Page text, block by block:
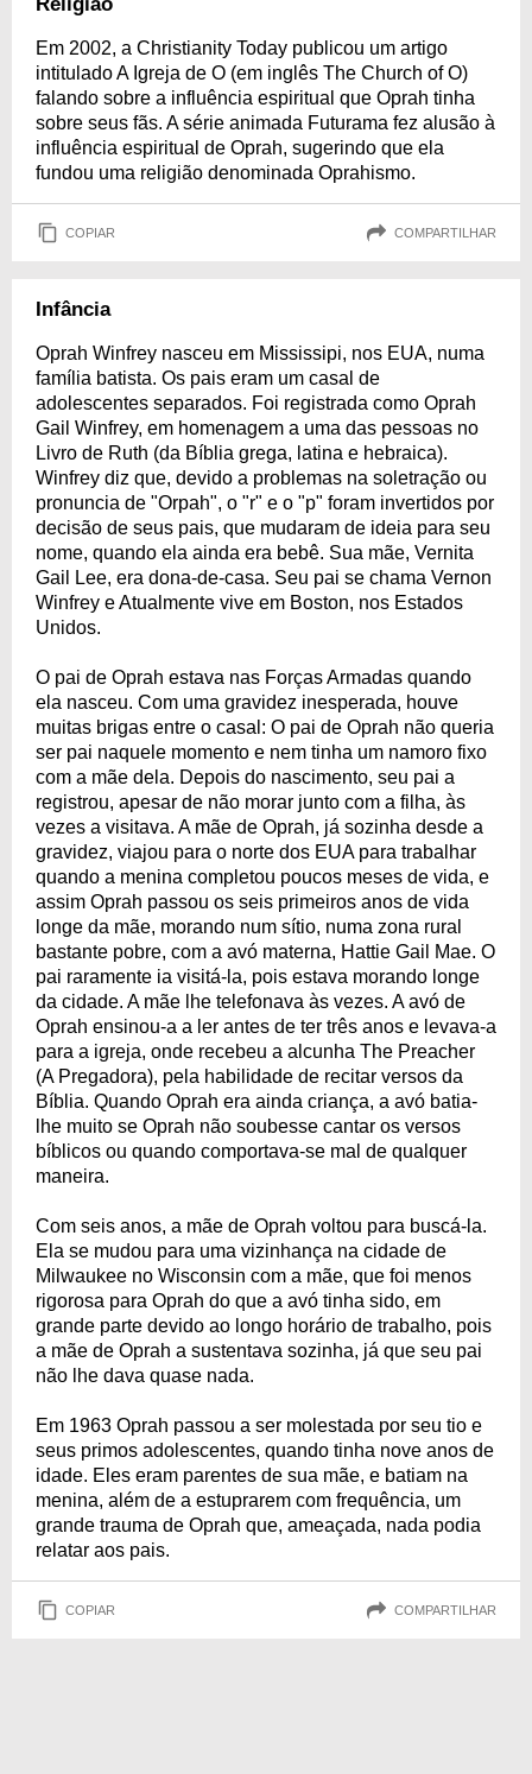
Em 2002, a Christianity Today publicou um artigo
intitulado A Igreja de O (em inglês The Church of O)
falando sobre a influência espiritual que Oprah tinha
sobre seus fãs. A série animada Futurama fez alusão à
influência espiritual de Oprah, sugerindo que ela
fundou uma religião denominada Oprahismo.
COPIAR COMPARTILHAR
Infância
Oprah Winfrey nasceu em Mississipi, nos EUA, numa
família batista. Os pais eram um casal de
adolescentes separados. Foi registrada como Oprah
Gail Winfrey, em homenagem a uma das pessoas no
Livro de Ruth (da Bíblia grega, latina e hebraica).
Winfrey diz que, devido a problemas na soletração ou
pronuncia de "Orpah", o "r" e o "p" foram invertidos por
decisão de seus pais, que mudaram de ideia para seu
nome, quando ela ainda era bebê. Sua mãe, Vernita
Gail Lee, era dona-de-casa. Seu pai se chama Vernon
Winfrey e Atualmente vive em Boston, nos Estados
Unidos.
O pai de Oprah estava nas Forças Armadas quando
ela nasceu. Com uma gravidez inesperada, houve
muitas brigas entre o casal: O pai de Oprah não queria
ser pai naquele momento e nem tinha um namoro fixo
com a mãe dela. Depois do nascimento, seu pai a
registrou, apesar de não morar junto com a filha, às
vezes a visitava. A mãe de Oprah, já sozinha desde a
gravidez, viajou para o norte dos EUA para trabalhar
quando a menina completou poucos meses de vida, e
assim Oprah passou os seis primeiros anos de vida
longe da mãe, morando num sítio, numa zona rural
bastante pobre, com a avó materna, Hattie Gail Mae. O
pai raramente ia visitá-la, pois estava morando longe
da cidade. A mãe lhe telefonava às vezes. A avó de
Oprah ensinou-a a ler antes de ter três anos e levava-a
para a igreja, onde recebeu a alcunha The Preacher
(A Pregadora), pela habilidade de recitar versos da
Bíblia. Quando Oprah era ainda criança, a avó batia-
lhe muito se Oprah não soubesse cantar os versos
bíblicos ou quando comportava-se mal de qualquer
maneira.
Com seis anos, a mãe de Oprah voltou para buscá-la.
Ela se mudou para uma vizinhança na cidade de
Milwaukee no Wisconsin com a mãe, que foi menos
rigorosa para Oprah do que a avó tinha sido, em
grande parte devido ao longo horário de trabalho, pois
a mãe de Oprah a sustentava sozinha, já que seu pai
não lhe dava quase nada.
Em 1963 Oprah passou a ser molestada por seu tio e
seus primos adolescentes, quando tinha nove anos de
idade. Eles eram parentes de sua mãe, e batiam na
menina, além de a estuprarem com frequência, um
grande trauma de Oprah que, ameaçada, nada podia
relatar aos pais.
COPIAR COMPARTILHAR